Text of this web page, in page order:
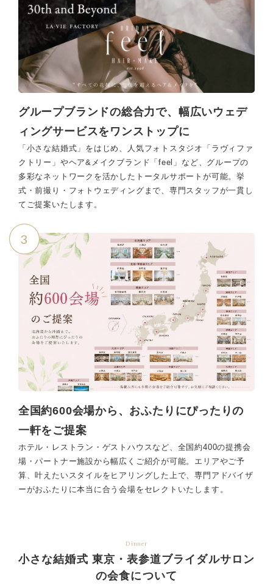
グループブランドの総合力で、幅広いウェデ
ィングサービスをワンストップに
「小さな結婚式」をはじめ、人気フォトスタジオ「ラヴィファ
クトリー」やヘア&メイクブランド「feel」など、グループの
多彩なネットワークを活かしたトータルサポートが可能。挙
式・前撮り・フォトウェディングまで、専門スタッフが一貫し
てご提案いたします。
3
全国約600会場から、おふたりにぴったりの
一軒をご提案
ホテル・レストラン・ゲストハウスなど、全国約400の提携会
場・パートナー施設から幅広くご紹介が可能。エリアやご予
算、叶えたいスタイルをヒアリングした上で、専門アドバイザ
ーがおふたりに本当に合う会場をセレクトいたします。
Dinner
小さな結婚式 東京・表参道ブライダルサロン
の会食について